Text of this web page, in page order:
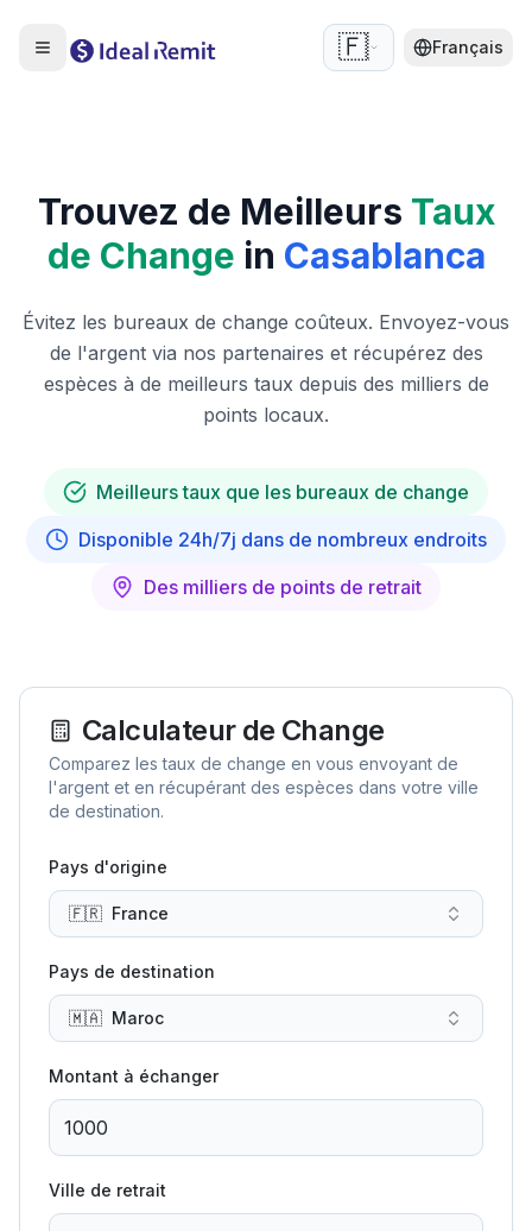
🇫🇷 Français
Trouvez de Meilleurs Taux
de Change in Casablanca
Évitez les bureaux de change coûteux. Envoyez-vous
de l'argent via nos partenaires et récupérez des
espèces à de meilleurs taux depuis des milliers de
points locaux.
Meilleurs taux que les bureaux de change
Disponible 24h/7j dans de nombreux endroits
Des milliers de points de retrait
Calculateur de Change
Comparez les taux de change en vous envoyant de
l'argent et en récupérant des espèces dans votre ville
de destination.
Pays d'origine
🇫🇷 France
Pays de destination
🇲🇦 Maroc
Montant à échanger
Ville de retrait